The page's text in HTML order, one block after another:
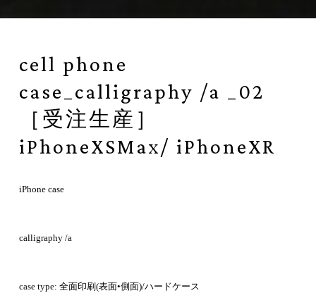
cell phone
case_calligraphy /a _02
［受注生産］
iPhoneXSMax/ iPhoneXR
iPhone case
calligraphy /a
case type: 全面印刷(表面•側面)/ハードケース